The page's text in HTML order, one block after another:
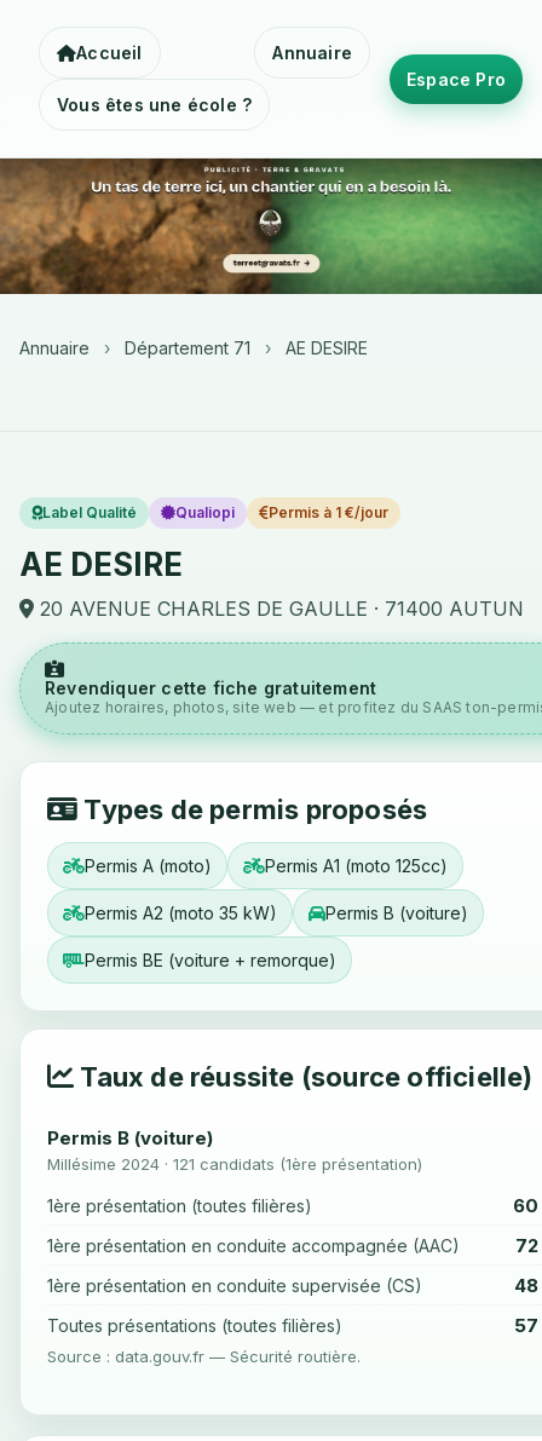
Accueil Annuaire
Vous êtes une école ?
Espace Pro
Annuaire › Département 71 › AE DESIRE
Label Qualité Qualiopi Permis à 1 €/jour
AE DESIRE
20 AVENUE CHARLES DE GAULLE · 71400 AUTUN
Revendiquer cette fiche gratuitement
Ajoutez horaires, photos, site web — et profitez du SAAS ton-
Types de permis proposés
Permis A (moto) Permis A1 (moto 125cc)
Permis A2 (moto 35 kW) Permis B (voiture)
Permis BE (voiture + remorque)
Taux de réussite (source officielle)
Permis B (voiture)
Millésime 2024 · 121 candidats (1ère présentation)
1ère présentation (toutes filières) 60
1ère présentation en conduite accompagnée (AAC)
1ère présentation en conduite supervisée (CS) 48
Toutes présentations (toutes filières) 57
Source : data.gouv.fr — Sécurité routière.